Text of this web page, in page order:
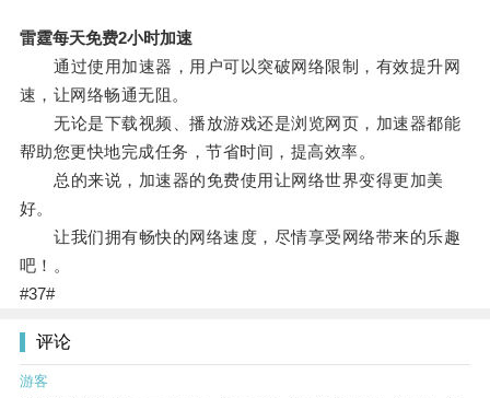
雷霆每天免费2小时加速
通过使用加速器，用户可以突破网络限制，有效提升网
速，让网络畅通无阻。
无论是下载视频、播放游戏还是浏览网页，加速器都能
帮助您更快地完成任务，节省时间，提高效率。
总的来说，加速器的免费使用让网络世界变得更加美
好。
让我们拥有畅快的网络速度，尽情享受网络带来的乐趣
吧！。
#37#
评论
游客